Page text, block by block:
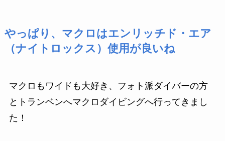
やっぱり、マクロはエンリッチド・エア
（ナイトロックス）使用が良いね
マクロもワイドも大好き、フォト派ダイバーの方
とトランベンへマクロダイビングへ行ってきまし
た！